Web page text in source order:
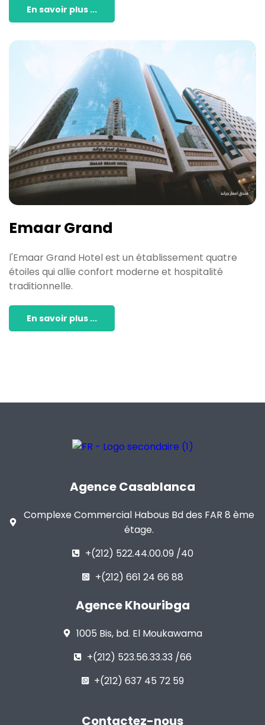
En savoir plus ...
Emaar Grand
l'Emaar Grand Hotel est un établissement quatre
étoiles qui allie confort moderne et hospitalité
traditionnelle.
En savoir plus ...
Agence Casablanca
Complexe Commercial Habous Bd des FAR 8 ème
étage.
+(212) 522.44.00.09 /40
+(212) 661 24 66 88
Agence Khouribga
1005 Bis, bd. El Moukawama
+(212) 523.56.33.33 /66
+(212) 637 45 72 59
Contactez-nous